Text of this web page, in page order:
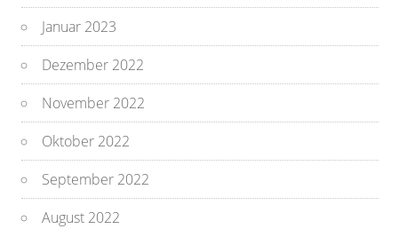
Januar 2023
Dezember 2022
November 2022
Oktober 2022
September 2022
August 2022